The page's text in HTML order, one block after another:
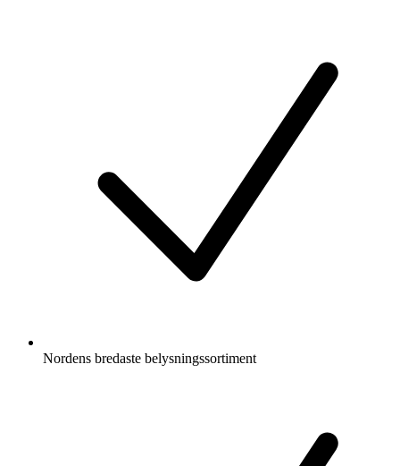
Nordens bredaste belysningssortiment